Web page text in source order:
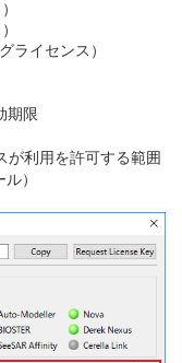
ライセンス）
期限
が利用を許可する範囲
）